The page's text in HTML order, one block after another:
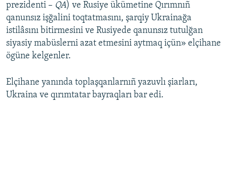
prezidenti – QA) ve Rusiye ükümetine Qırımnıñ
qanunsız işğalini toqtatmasını, şarqiy Ukrainağa
istilâsını bitirmesini ve Rusiyede qanunsız tutulğan
siyasiy mabüslerni azat etmesini aytmaq içün» elçihane
ögüne kelgenler.
Elçihane yanında toplaşqanlarnıñ yazuvlı şiarları,
Ukraina ve qırımtatar bayraqları bar edi.